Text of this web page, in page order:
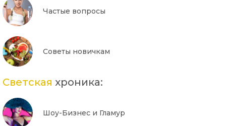
Частые вопросы
Советы новичкам
Светская хроника:
Шоу-Бизнес и Гламур